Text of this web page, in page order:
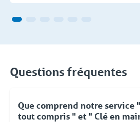
Questions fréquentes
Que comprend notre service
tout compris " et " Clé en